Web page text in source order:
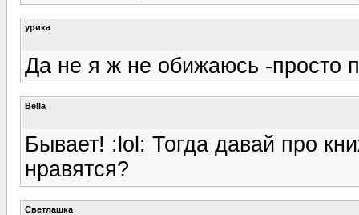
урика
Да не я ж не обижаюсь -просто
Bella
Бывает! :lol: Тогда давай про
нравятся?
Светлашка